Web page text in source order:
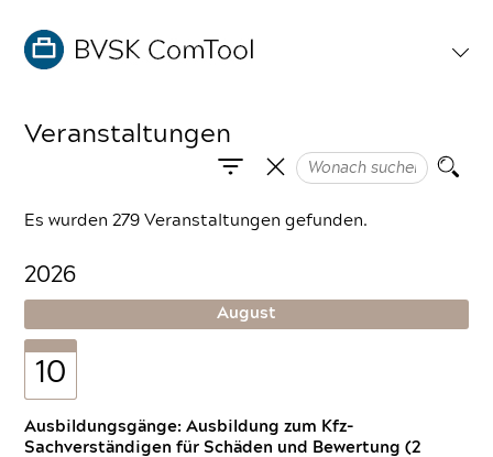
Veranstaltungen
Es wurden 279 Veranstaltungen gefunden.
2026
August
10
Ausbildungsgänge: Ausbildung zum Kfz-
Sachverständigen für Schäden und Bewertung (2